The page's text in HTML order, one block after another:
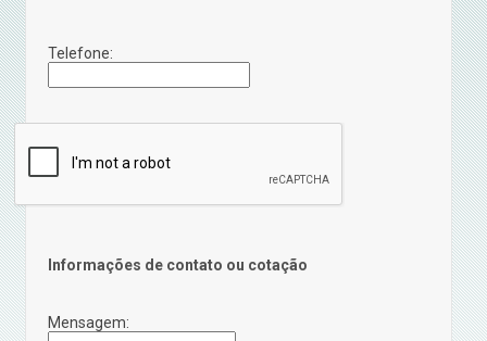
Telefone:
Informações de contato ou cotação
Mensagem: